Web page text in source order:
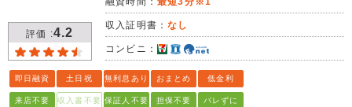
評価 :4.2
収入証明書：なし
コンビニ：
即日融資 土日祝 無利息あり おまとめ 低金利
来店不要 収入書不要 保証人不要 担保不要 バレずに